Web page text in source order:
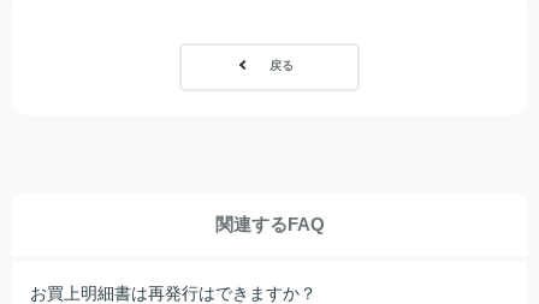
戻る
関連するFAQ
お買上明細書は再発行はできますか？